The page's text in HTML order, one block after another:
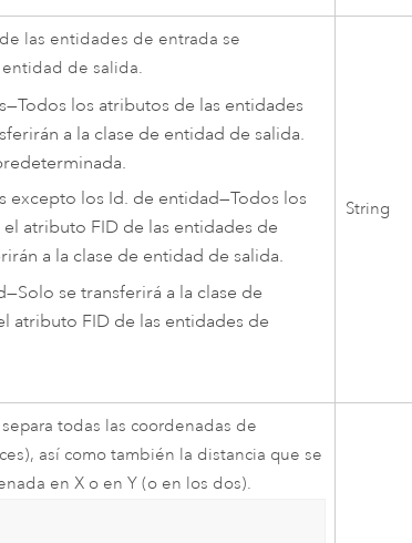
las entidades de entrada se
de salida.
—Todos los atributos de las entidades
a la clase de entidad de salida.
excepto los Id. de entidad—Todos los
atributo FID de las entidades de
a la clase de entidad de salida.
—Solo se transferirá a la clase de
atributo FID de las entidades de
String
todas las coordenadas de
así como también la distancia que se
en X o en Y (o en los dos).